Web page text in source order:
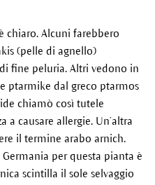
chiaro. Alcuni farebbero
(pelle di agnello)
fine peluria. Altri vedono in
ptarmike dal greco ptarmos
chiamò così tutele
a causare allergie. Un’altra
il termine arabo arnich.
per questa pianta è
scintilla il sole selvaggio